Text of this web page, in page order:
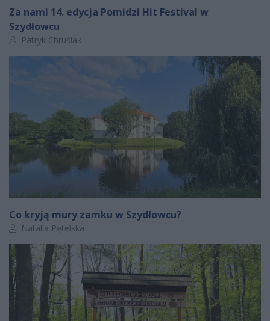
Za nami 14. edycja Pomidzi Hit Festival w
Szydłowcu
Autor artykułu:
Patryk Chruślak
Co kryją mury zamku w Szydłowcu?
Autor artykułu:
Natalia Pętelska